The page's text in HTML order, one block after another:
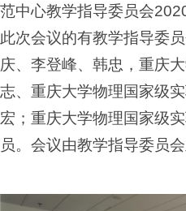
范中心教学指导委员会
此次会议的有教学指导委
庆、李登峰、韩忠，重庆
志、重庆大学物理国家级
宏；重庆大学物理国家级
员。会议由教学指导委员